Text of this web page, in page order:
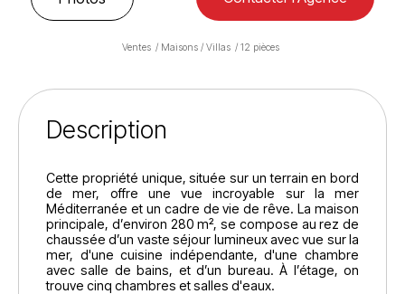
Ventes Maisons / Villas 12 pièces
Description
Cette propriété unique, située sur un terrain en bord
de mer, offre une vue incroyable sur la mer
Méditerranée et un cadre de vie de rêve. La maison
principale, d’environ 280 m², se compose au rez de
chaussée d’un vaste séjour lumineux avec vue sur la
mer, d'une cuisine indépendante, d'une chambre
avec salle de bains, et d’un bureau. À l’étage, on
trouve cinq chambres et salles d'eaux.